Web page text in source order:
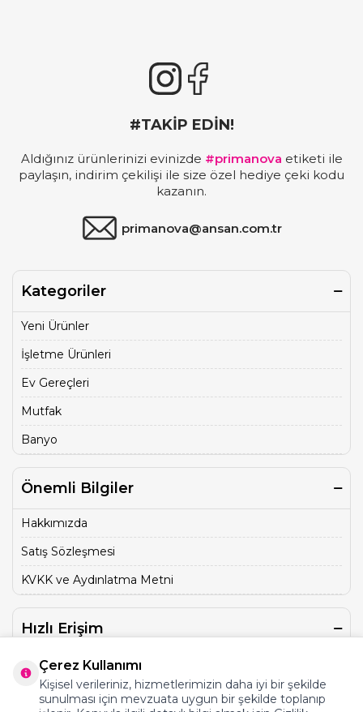
#TAKİP EDİN!
Aldığınız ürünlerinizi evinizde #primanova etiketi ile
paylaşın, indirim çekilişi ile size özel hediye çeki kodu
kazanın.
primanova@ansan.com.tr
Kategoriler
Yeni Ürünler
İşletme Ürünleri
Ev Gereçleri
Mutfak
Banyo
Önemli Bilgiler
Hakkımızda
Satış Sözleşmesi
KVKK ve Aydınlatma Metni
Hızlı Erişim
Üye Kayıt
İletişim
Çerez Kullanımı
Kişisel verileriniz, hizmetlerimizin daha iyi bir şekilde
sunulması için mevzuata uygun bir şekilde toplanıp